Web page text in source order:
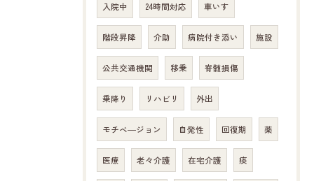
入院中 24時間対応 車いす
階段昇降 介助 病院付き添い 施設
公共交通機関 移乗 脊髄損傷
乗降り リハビリ 外出
モチベ―ジョン 自発性 回復期 薬
医療 老々介護 在宅介護 痰